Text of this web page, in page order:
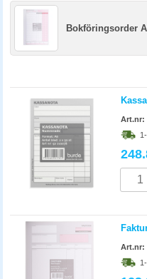
Bokföringsorder
Art.nr:
Art.nr: